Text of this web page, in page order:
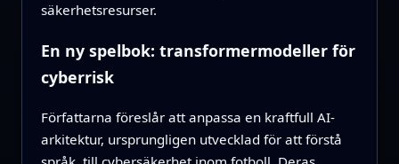
säkerhetsresurser.
En ny spelbok: transformermodeller för
cyberrisk
Författarna föreslår att anpassa en kraftfull AI-
arkitektur, ursprungligen utvecklad för att förstå